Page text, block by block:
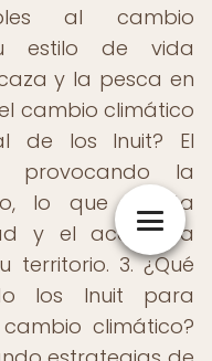
al cambio
estilo de vida
y la pesca en
cambio climático
de los Inuit? El
provocando la
lo que afecta
y el acceso a
territorio. 3. ¿Qué
los Inuit para
climático?